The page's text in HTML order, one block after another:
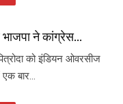
भाजपा ने कांग्रेस...
को इंडियन ओवरसीज
बार...